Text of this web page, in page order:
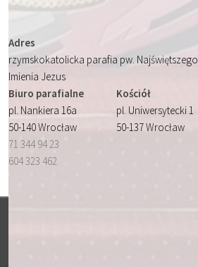
Adres
rzymskokatolicka parafia pw. Najświętszego
Imienia Jezus
Biuro parafialne
pl. Nankiera 16a
50-140 Wrocław
71 344 94 23
604 323 462
Kościół
pl. Uniwersytecki 1
50-137 Wrocław